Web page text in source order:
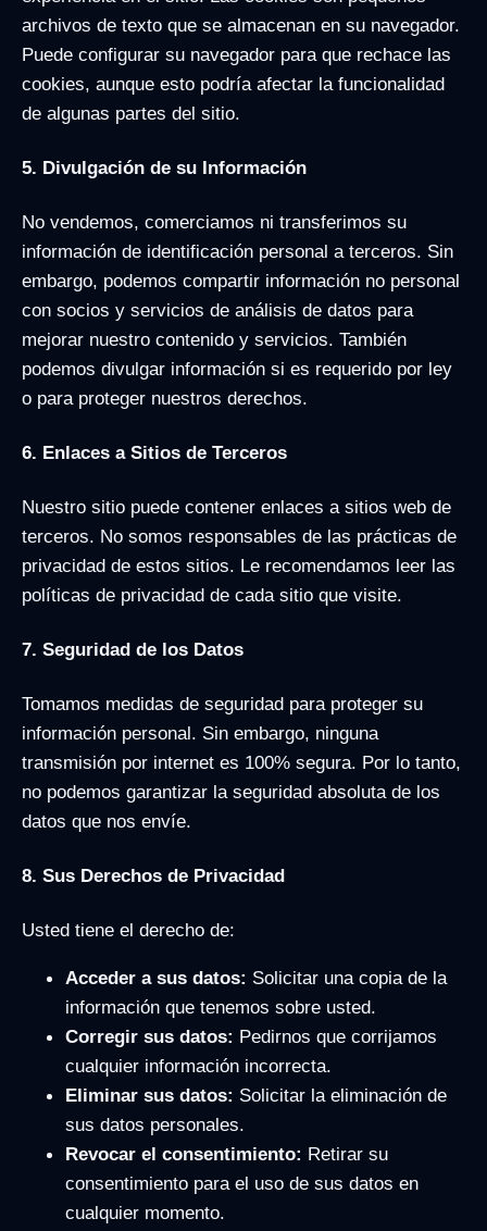
archivos de texto que se almacenan en su navegador.
Puede configurar su navegador para que rechace las
cookies, aunque esto podría afectar la funcionalidad
de algunas partes del sitio.
5. Divulgación de su Información
No vendemos, comerciamos ni transferimos su
información de identificación personal a terceros. Sin
embargo, podemos compartir información no personal
con socios y servicios de análisis de datos para
mejorar nuestro contenido y servicios. También
podemos divulgar información si es requerido por ley
o para proteger nuestros derechos.
6. Enlaces a Sitios de Terceros
Nuestro sitio puede contener enlaces a sitios web de
terceros. No somos responsables de las prácticas de
privacidad de estos sitios. Le recomendamos leer las
políticas de privacidad de cada sitio que visite.
7. Seguridad de los Datos
Tomamos medidas de seguridad para proteger su
información personal. Sin embargo, ninguna
transmisión por internet es 100% segura. Por lo tanto,
no podemos garantizar la seguridad absoluta de los
datos que nos envíe.
8. Sus Derechos de Privacidad
Usted tiene el derecho de:
Acceder a sus datos: Solicitar una copia de la
información que tenemos sobre usted.
Corregir sus datos: Pedirnos que corrijamos
cualquier información incorrecta.
Eliminar sus datos: Solicitar la eliminación de
sus datos personales.
Revocar el consentimiento: Retirar su
consentimiento para el uso de sus datos en
cualquier momento.